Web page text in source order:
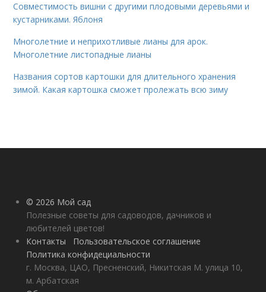
Совместимость вишни с другими плодовыми деревьями и
кустарниками. Яблоня
Многолетние и неприхотливые лианы для арок.
Многолетние листопадные лианы
Названия сортов картошки для длительного хранения
зимой. Какая картошка сможет пролежать всю зиму
© 2026 Мой сад
Полезные советы для садоводов, дачников и
любителей цветов!
Контакты
Пользовательское соглашение
Политика конфидециальности
г. Москва, ЦАО, Пресненский, Никитская М. улица 10,
м. Арбатская